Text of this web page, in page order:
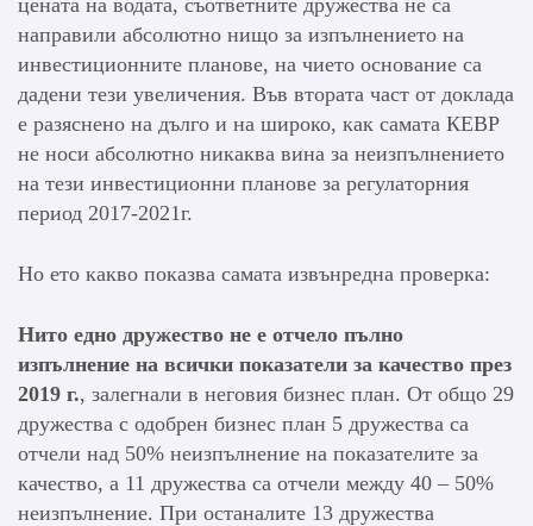
направили абсолютно нищо за изпълнението на
инвестиционните планове, на чието основание са
дадени тези увеличения. Във втората част от доклада
е разяснено на дълго и на широко, как самата КЕВР
не носи абсолютно никаква вина за неизпълнението
на тези инвестиционни планове за регулаторния
период 2017-2021г.
Но ето какво показва самата извънредна проверка:
Нито едно дружество не е отчело пълно
изпълнение на всички показатели за качество през
2019 г., залегнали в неговия бизнес план. От общо 29
дружества с одобрен бизнес план 5 дружества са
отчели над 50% неизпълнение на показателите за
качество, а 11 дружества са отчели между 40 – 50%
неизпълнение. При останалите 13 дружества